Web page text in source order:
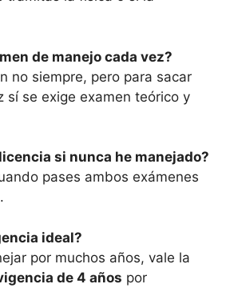
de manejo cada vez?
no siempre, pero para sacar
sí se exige examen teórico y
si nunca he manejado?
pases ambos exámenes
ideal?
por muchos años, vale la
de 4 años por